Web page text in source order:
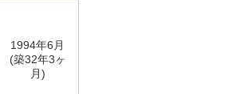
1994年6月
(築32年3ヶ
月)